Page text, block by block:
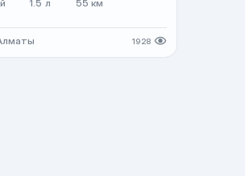
1.5 л
55 км
1928